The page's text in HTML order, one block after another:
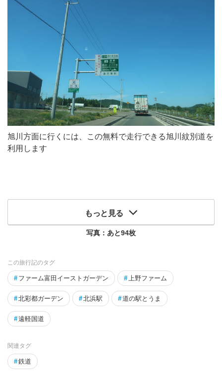
旭川方面に行くには、この無料で走行できる旭川紋別道を
利用します
もっと見る
写真：あと94枚
この旅行記のタグ
# ファーム富田イーストガーデン #上野ファーム
#北彩都ガーデン #北浜駅 #道の駅とうま
#遠軽国道
関連タグ
#鉄道